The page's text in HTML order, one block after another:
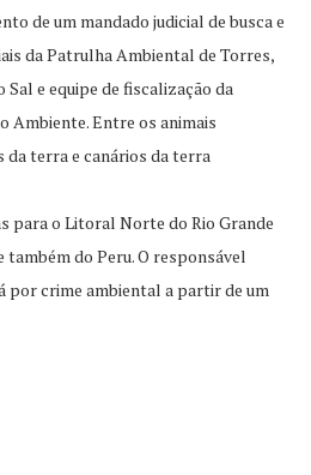
de um mandado judicial de busca e
da Patrulha Ambiental de Torres,
e equipe de fiscalização da
Ambiente. Entre os animais
da terra e canários da terra
para o Litoral Norte do Rio Grande
também do Peru. O responsável
por crime ambiental a partir de um